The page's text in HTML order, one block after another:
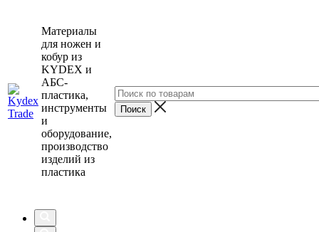
Материалы
для ножен и
кобур из
KYDEX и
АБС-
пластика,
инструменты
и
оборудование,
производство
изделий из
пластика